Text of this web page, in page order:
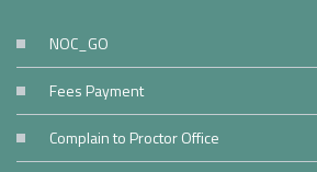
NOC_GO
Fees Payment
Complain to Proctor Office